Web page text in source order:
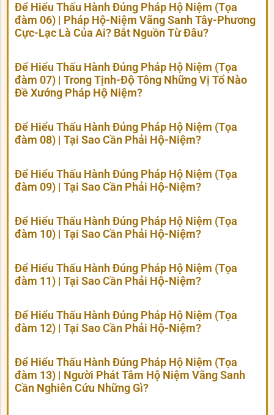
Để Hiểu Thấu Hành Đúng Pháp Hộ Niệm (Tọa
đàm 06) | Pháp Hộ-Niệm Vãng Sanh Tây-Phương
Cực-Lạc Là Của Ai? Bắt Nguồn Từ Đâu?
Để Hiểu Thấu Hành Đúng Pháp Hộ Niệm (Tọa
đàm 07) | Trong Tịnh-Độ Tông Những Vị Tổ Nào
Đề Xướng Pháp Hộ Niệm?
Để Hiểu Thấu Hành Đúng Pháp Hộ Niệm (Tọa
đàm 08) | Tại Sao Cần Phải Hộ-Niệm?
Để Hiểu Thấu Hành Đúng Pháp Hộ Niệm (Tọa
đàm 09) | Tại Sao Cần Phải Hộ-Niệm?
Để Hiểu Thấu Hành Đúng Pháp Hộ Niệm (Tọa
đàm 10) | Tại Sao Cần Phải Hộ-Niệm?
Để Hiểu Thấu Hành Đúng Pháp Hộ Niệm (Tọa
đàm 11) | Tại Sao Cần Phải Hộ-Niệm?
Để Hiểu Thấu Hành Đúng Pháp Hộ Niệm (Tọa
đàm 12) | Tại Sao Cần Phải Hộ-Niệm?
Để Hiểu Thấu Hành Đúng Pháp Hộ Niệm (Tọa
đàm 13) | Người Phát Tâm Hộ Niệm Vãng Sanh
Cần Nghiên Cứu Những Gì?